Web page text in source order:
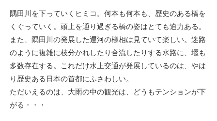
隅田川を下っていくヒミコ。何本も何本も、歴史のある橋を
くぐっていく。頭上を通り過ぎる橋の姿はとても迫力ある。
また、隅田川の発展した運河の様相は見ていて楽しい。迷路
のように複雑に枝分かれしたり合流したりする水路に、堰も
多数存在する。これだけ水上交通が発展しているのは、やは
り歴史ある日本の首都にふさわしい。
ただいえるのは、大雨の中の観光は、どうもテンションが下
がる・・・